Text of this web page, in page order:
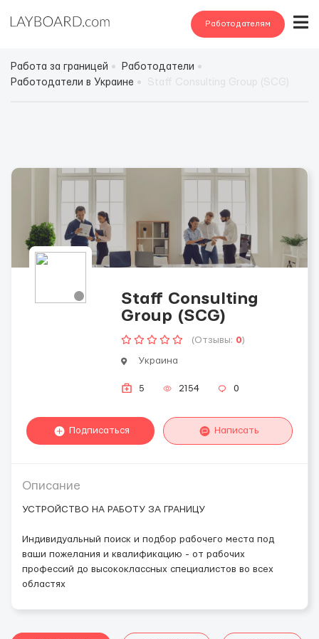
Работодателям
Работа за границей
Работодатели
Работодатели в Украине
Staff Consulting
Group (SCG)
(Отзывы: 0)
Украина
5 2154 0
Подписаться Написать
Описание
УСТРОЙСТВО НА РАБОТУ ЗА ГРАНИЦУ
Индивидуальный поиск и подбор рабочего места под
ваши пожелания и квалификацию - от рабочих
профессий до высококлассных специалистов во всех
областях